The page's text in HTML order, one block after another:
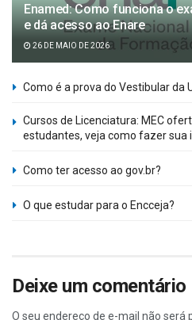
Enamed: Como funciona o
e dá acesso ao Enare
26 DE MAIO DE 2026
Como é a prova do Vestibular da
Cursos de Licenciatura: MEC
estudantes, veja como fazer sua
Como ter acesso ao gov.br?
O que estudar para o Encceja?
Deixe um comentário
O seu endereço de e-mail não será